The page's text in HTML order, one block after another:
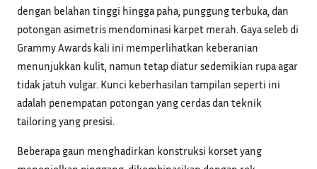
dengan belahan tinggi hingga paha, punggung terbuka, dan
potongan asimetris mendominasi karpet merah. Gaya seleb di
Grammy Awards kali ini memperlihatkan keberanian
menunjukkan kulit, namun tetap diatur sedemikian rupa agar
tidak jatuh vulgar. Kunci keberhasilan tampilan seperti ini
adalah penempatan potongan yang cerdas dan teknik
tailoring yang presisi.
Beberapa gaun menghadirkan konstruksi korset yang